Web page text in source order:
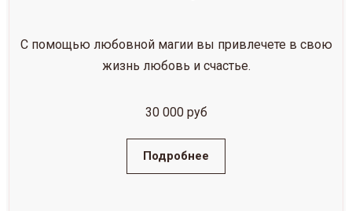
С помощью любовной магии вы привлечете в свою
жизнь любовь и счастье.
30 000 руб
Подробнее